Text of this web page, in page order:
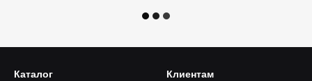
Каталог Клиентам